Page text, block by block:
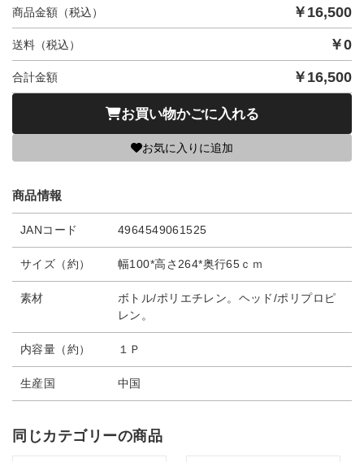
商品金額（税込） ￥ 16,500
送料（税込） ￥0
合計金額 ￥ 16,500
お買い物かごに入れる
お気に入りに追加
商品情報
JANコード 4964549061525
サイズ（約） 幅100*高さ264*奥行65ｃｍ
素材
ボトル/ポリエチレン。ヘッド/ポリプロピ
レン。
内容量（約） １Ｐ
生産国 中国
同じカテゴリーの商品